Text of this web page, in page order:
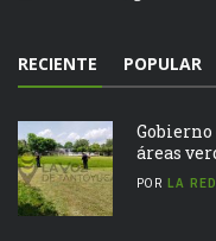
RECIENTE POPULAR
áreas
POR LA